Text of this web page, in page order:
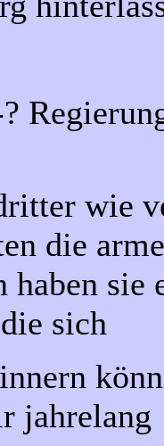
wie
die
haben sie
sich
jahrelang